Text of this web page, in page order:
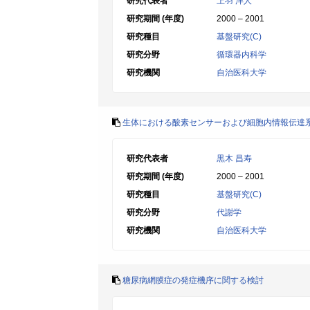
研究期間 (年度)
2000 – 2001
研究種目
基盤研究(C)
研究分野
循環器内科学
研究機関
自治医科大学
生体における酸素センサーおよび細胞内情報伝達
研究代表者
黒木 昌寿
研究期間 (年度)
2000 – 2001
研究種目
基盤研究(C)
研究分野
代謝学
研究機関
自治医科大学
糖尿病網膜症の発症機序に関する検討